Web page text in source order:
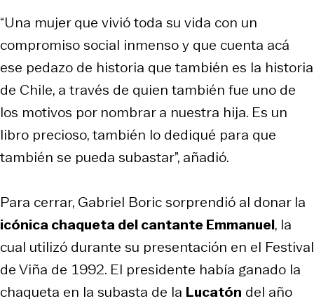
“Una mujer que vivió toda su vida con un
compromiso social inmenso y que cuenta acá
ese pedazo de historia que también es la historia
de Chile, a través de quien también fue uno de
los motivos por nombrar a nuestra hija. Es un
libro precioso, también lo dediqué para que
también se pueda subastar”, añadió.
Para cerrar, Gabriel Boric sorprendió al donar la
icónica chaqueta del cantante Emmanuel, la
cual utilizó durante su presentación en el Festival
de Viña de 1992. El presidente había ganado la
chaqueta en la subasta de la Lucatón del año